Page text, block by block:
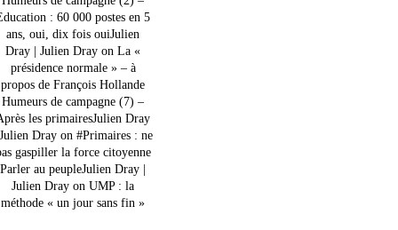
: 60 000 postes en 5
ans, oui, dix fois ouiJulien
Dray | Julien Dray on La «
présidence normale » – à
propos de François Hollande
Humeurs de campagne (7) –
les primairesJulien Dray
Dray on #Primaires : ne
gaspiller la force citoyenne
Parler au peupleJulien Dray |
Julien Dray on UMP : la
méthode « un jour sans fin »